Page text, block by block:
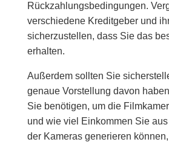
Rückzahlungsbedingungen.
verschiedene Kreditgeber und
sicherzustellen, dass Sie das
erhalten.
Außerdem sollten Sie
genaue Vorstellung davon
Sie benötigen, um die
und wie viel Einkommen Sie
der Kameras generieren